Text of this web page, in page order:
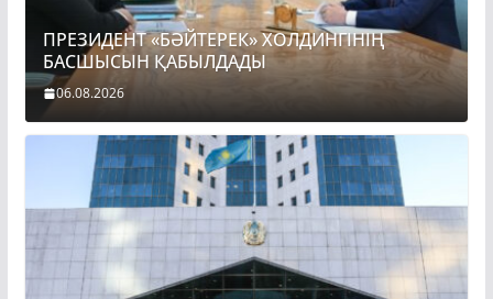
ПРЕЗИДЕНТ «БӘЙТЕРЕК» ХОЛДИНГІНІҢ
БАСШЫСЫН ҚАБЫЛДАДЫ
06.08.2026